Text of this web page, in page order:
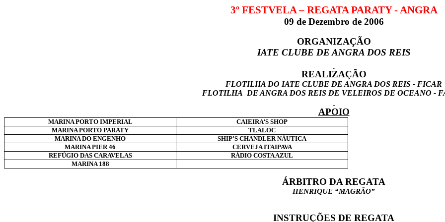
3º FESTVELA – REGATA PARATY - ANGRA
09 de Dezembro de 2006
ORGANIZAÇÃO
IATE CLUBE DE ANGRA DOS REIS
REALIZAÇÃO
FLOTILHA DO IATE CLUBE DE ANGRA DOS REIS - FICAR
FLOTILHA DE ANGRA DOS REIS DE VELEIROS DE OCEANO -
APOIO
MARINA PORTO IMPERIAL
CAIEIRA’S SHOP
MARINA PORTO PARATY
TLALOC
MARINA DO ENGENHO
SHIP’S CHANDLER NÁUTICA
MARINA PIER 46
CERVEJA ITAIPAVA
REFÚGIO DAS CARAVELAS
RÁDIO COSTA AZUL
MARINA 188
ÁRBITRO DA REGATA
HENRIQUE “MAGRÃO”
INSTRUÇÕES DE REGATA